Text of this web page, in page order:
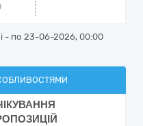
- по 23-06-2026, 00:00